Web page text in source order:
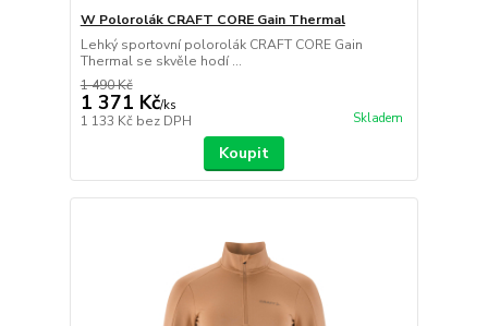
W Polorolák CRAFT CORE Gain Thermal
Lehký sportovní polorolák CRAFT CORE Gain
Thermal se skvěle hodí ...
1 490 Kč
1 371 Kč/ks
1 133 Kč bez DPH Skladem
Koupit